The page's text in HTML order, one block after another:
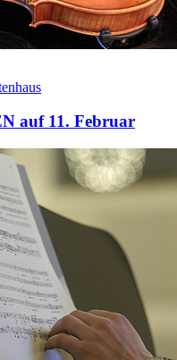
auf 11. Februar